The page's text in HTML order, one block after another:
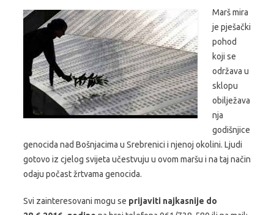
Marš mira
je pješački
pohod
koji se
održava u
sklopu
obilježava
nja
godišnjice
genocida nad Bošnjacima u Srebrenici i njenoj okolini. Ljudi
gotovo iz cjelog svijeta učestvuju u ovom maršu i na taj način
odaju počast žrtvama genocida.
Svi zainteresovani mogu se prijaviti najkasnije do